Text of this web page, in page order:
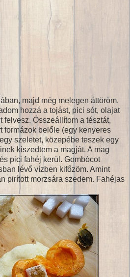
majd még melegen áttöröm,
hozzá a tojást, pici sót, olajat
felvesz. Összeállítom a tésztát,
formázok belőle (egy kenyeres
szeletet, közepébe teszek egy
kiszedtem a magját. A mag
pici fahéj kerül. Gombócot
lévő vízben kifőzöm. Amint
pirított morzsára szedem. Fahéjas